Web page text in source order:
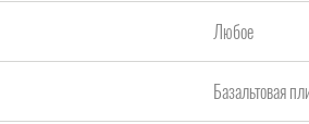
Любое
Базальтовая